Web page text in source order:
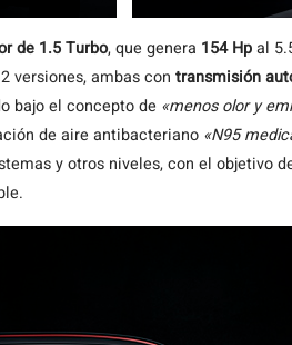
de 1.5 Turbo, que genera 154 Hpal
versiones, ambas con transmisión
bajo el concepto de «menos olor y
de aire antibacteriano «N95
y otros niveles, con el objetivo